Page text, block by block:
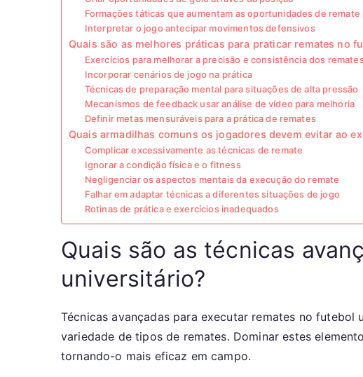
Formações táticas que aumentam as oportunidades de remate
Interpretar o jogo antecipar movimentos defensivos
Quais são as melhores práticas para praticar remates no
Exercícios para melhorar a precisão e consistência dos
Incorporar cenários de jogo na prática
Técnicas de preparação mental para situações de alta pressão
Mecanismos de feedback usar análise de vídeo para melhoria
Definir metas mensuráveis para a prática de remates
Quais armadilhas comuns os jogadores devem evitar ao
Complicar excessivamente as técnicas de remate
Ignorar a condição física e o fitness
Negligenciar os aspectos mentais da execução do remate
Falhar em adaptar técnicas a diferentes situações de jogo
Rotinas de prática e exercícios inadequados
Quais são as técnicas
universitário?
Técnicas avançadas para executar remates no
variedade de tipos de remates. Dominar estes
tornando-o mais eficaz em campo.